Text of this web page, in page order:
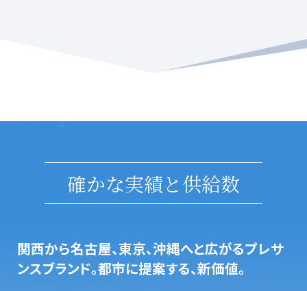
確かな実績と供給数
関西から名古屋、東京、沖縄へと広がるプレサ
ンスブランド。都市に提案する、新価値。